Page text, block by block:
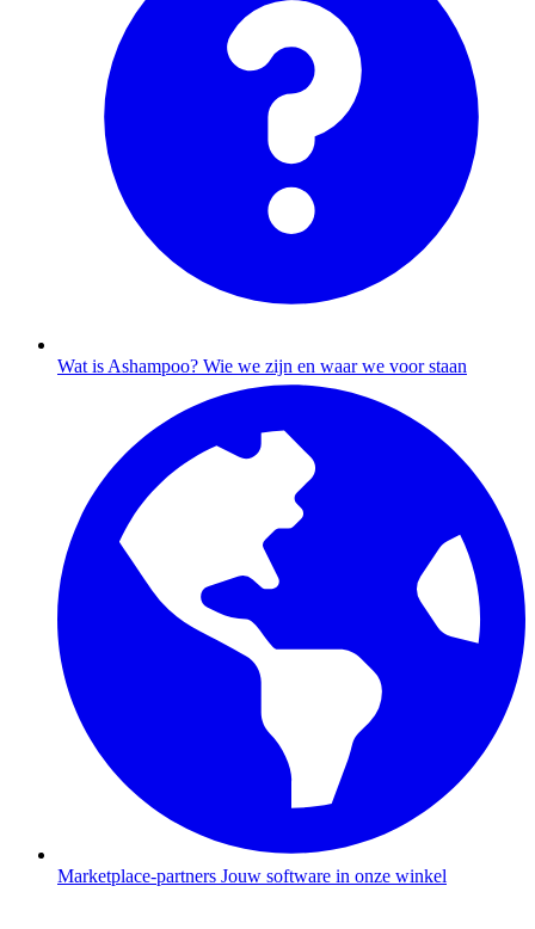
Wat is Ashampoo? Wie we zijn en waar we voor staan
Marketplace-partners Jouw software in onze winkel